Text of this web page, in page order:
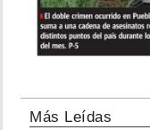
Más Leídas